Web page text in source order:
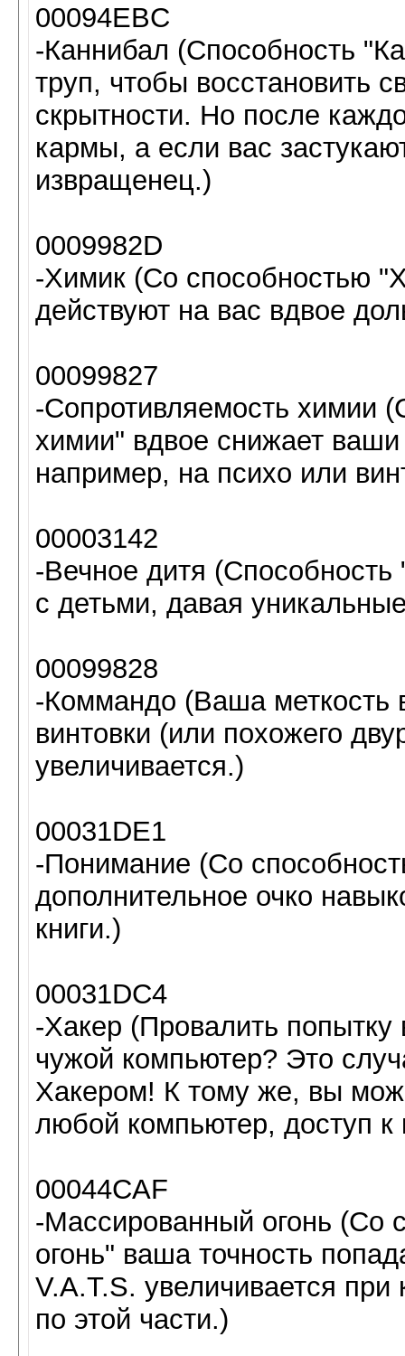
00094EBC
-Каннибал (Способность
труп, чтобы восстановить
скрытности. Но после
кармы, а если вас
извращенец.)
0009982D
-Химик (Со способностью
действуют на вас вдвое
00099827
-Сопротивляемость химии
химии" вдвое снижает
например, на психо или
00003142
-Вечное дитя
с детьми, давая
00099828
-Коммандо (Ваша меткость
винтовки (или похожего
увеличивается.)
00031DE1
-Понимание (Со
дополнительное очко
книги.)
00031DC4
-Хакер (Провалить попытку
чужой компьютер? Это
Хакером! К тому же, вы
любой компьютер, доступ к
00044CAF
-Массированный огонь (Со
огонь" ваша точность
V.A.T.S. увеличивается
по этой части.)